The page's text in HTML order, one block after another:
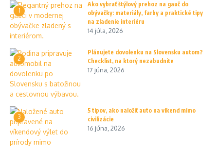
1
Ako vybrať štýlový prehoz na gauč do
obývačky: materiály, farby a praktické tipy
na zladenie interiéru
14 júla, 2026
2
Plánujete dovolenku na Slovensku autom?
Checklist, na ktorý nezabudnite
17 júna, 2026
3
5 tipov, ako naložiť auto na víkend mimo
civilizácie
16 júna, 2026